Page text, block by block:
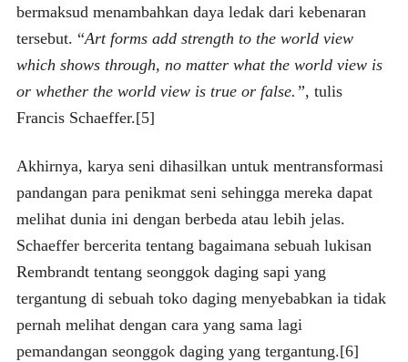
bermaksud menambahkan daya ledak dari kebenaran
tersebut. “Art forms add strength to the world view
which shows through, no matter what the world view is
or whether the world view is true or false.”, tulis
Francis Schaeffer.[5]
Akhirnya, karya seni dihasilkan untuk mentransformasi
pandangan para penikmat seni sehingga mereka dapat
melihat dunia ini dengan berbeda atau lebih jelas.
Schaeffer bercerita tentang bagaimana sebuah lukisan
Rembrandt tentang seonggok daging sapi yang
tergantung di sebuah toko daging menyebabkan ia tidak
pernah melihat dengan cara yang sama lagi
pemandangan seonggok daging yang tergantung.[6]